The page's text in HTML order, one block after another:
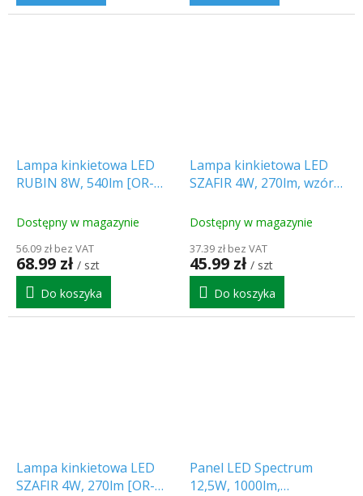
Lampa kinkietowa LED
RUBIN 8W, 540lm [OR-
Dostępny w magazynie
56.09 zł bez VAT
68.99 zł / szt
Do koszyka
Lampa kinkietowa LED
SZAFIR 4W, 270lm, wzór
6020LPMP3]
Dostępny w magazynie
37.39 zł bez VAT
45.99 zł / szt
Do koszyka
Lampa kinkietowa LED
SZAFIR 4W, 270lm [OR-
Panel LED Spectrum
12,5W, 1000lm,